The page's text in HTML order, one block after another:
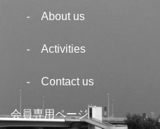
About us
Activities
Contact us
会員専用ページ